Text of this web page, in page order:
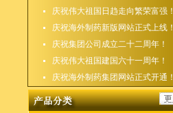
庆祝伟大祖国日趋走向繁荣富强！
庆祝海外制药新版网站正式上线！
庆祝集团公司成立二十二周年！
庆祝伟大祖国建国六十一周年！
庆祝海外制药集团网站正式开通！